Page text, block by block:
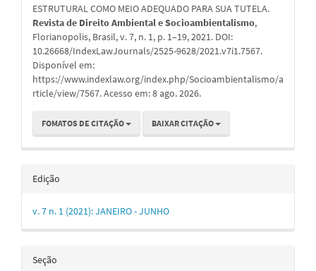
ESTRUTURAL COMO MEIO ADEQUADO PARA SUA TUTELA.
Revista de Direito Ambiental e Socioambientalismo,
Florianopolis, Brasil, v. 7, n. 1, p. 1–19, 2021. DOI:
10.26668/IndexLawJournals/2525-9628/2021.v7i1.7567.
Disponível em:
https://www.indexlaw.org/index.php/Socioambientalismo/a
rticle/view/7567. Acesso em: 8 ago. 2026.
FOMATOS DE CITAÇÃO BAIXAR CITAÇÃO
Edição
v. 7 n. 1 (2021): JANEIRO - JUNHO
Seção